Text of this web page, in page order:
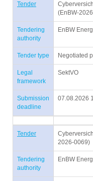
Tender
(EnBW-
Tendering
authority
EnBW
Tender type Negotiated
Legal
framework
SektVO
Submission
deadline
07.08.2026
Tender
2026-0069)
Tendering
authority
EnBW